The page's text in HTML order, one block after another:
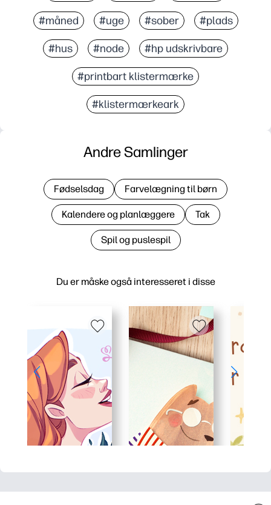
#måned #uge #sober #plads
#hus #node #hp udskrivbare
#printbart klistermærke
#klistermærkeark
Du er måske også interesseret i disse
Andre Samlinger
Fødselsdag Farvelægning til børn
Kalendere og planlæggere Tak
Spil og puslespil